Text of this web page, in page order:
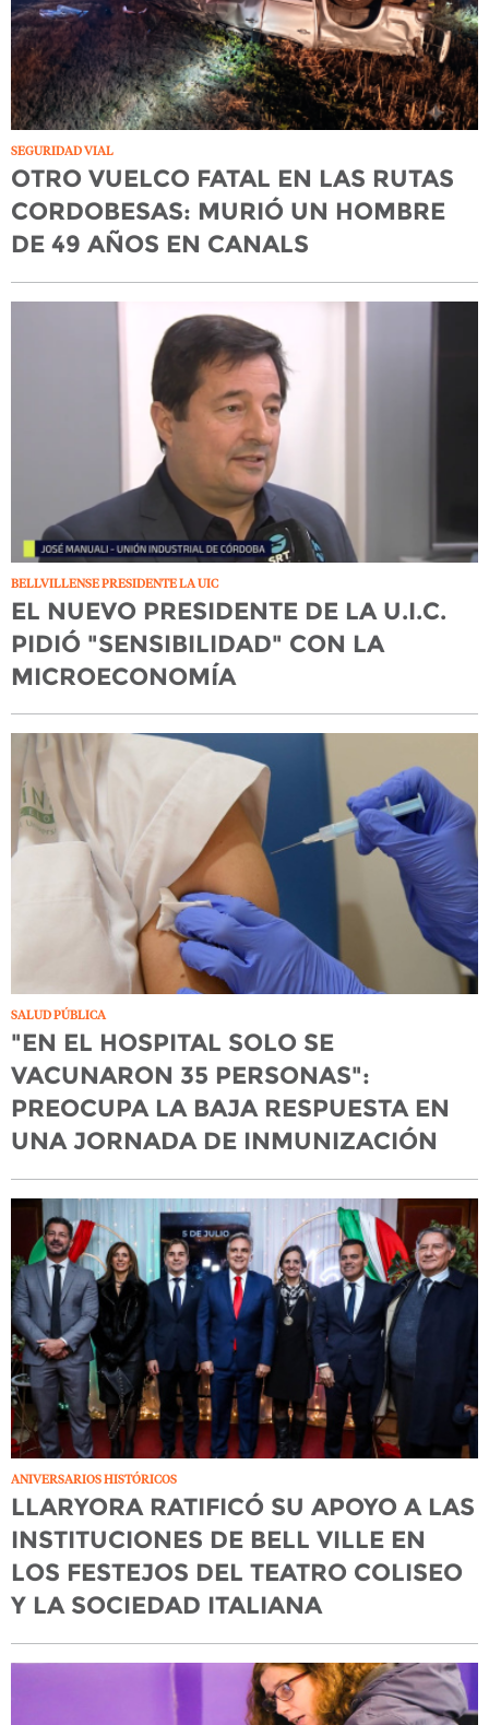
SEGURIDAD VIAL
OTRO VUELCO FATAL EN LAS RUTAS
CORDOBESAS: MURIÓ UN HOMBRE
DE 49 AÑOS EN CANALS
BELLVILLENSE PRESIDENTE LA UIC
EL NUEVO PRESIDENTE DE LA U.I.C.
PIDIÓ "SENSIBILIDAD" CON LA
MICROECONOMÍA
SALUD PÚBLICA
"EN EL HOSPITAL SOLO SE
VACUNARON 35 PERSONAS":
PREOCUPA LA BAJA RESPUESTA EN
UNA JORNADA DE INMUNIZACIÓN
ANIVERSARIOS HISTÓRICOS
LLARYORA RATIFICÓ SU APOYO A LAS
INSTITUCIONES DE BELL VILLE EN
LOS FESTEJOS DEL TEATRO COLISEO
Y LA SOCIEDAD ITALIANA